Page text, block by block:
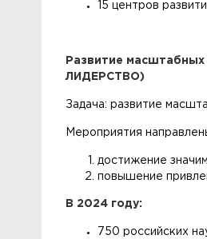
15 центров
Развитие
ЛИДЕРСТВО)
Задача: развитие
Мероприятия
достижение
повышение
В 2024 году:
750 российских